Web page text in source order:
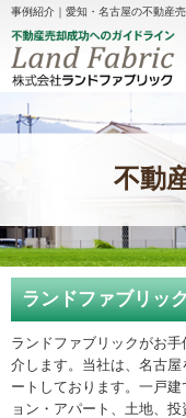
事例紹介｜愛知・名古屋の不動産
不動
ランドファブリッ
ランドファブリックがお
介します。当社は、名古
ートしております。一戸
ョン・アパート、土地、